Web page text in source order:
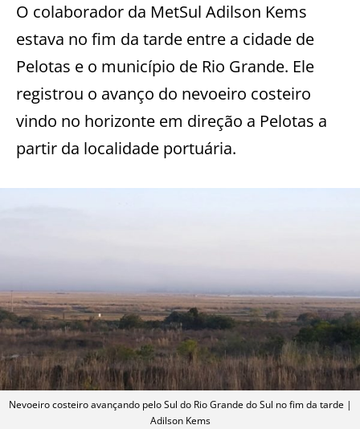
O colaborador da MetSul Adilson Kems
estava no fim da tarde entre a cidade de
Pelotas e o município de Rio Grande. Ele
registrou o avanço do nevoeiro costeiro
vindo no horizonte em direção a Pelotas a
partir da localidade portuária.
Nevoeiro costeiro avançando pelo Sul do Rio Grande do Sul no fim da tarde |
Adilson Kems